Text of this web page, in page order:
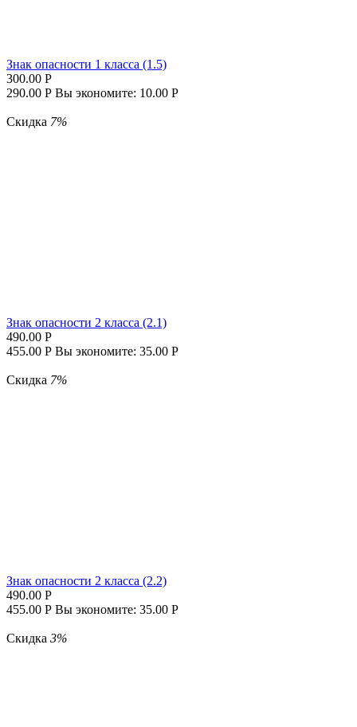
Знак опасности 1 класса (1.5)
300.00 Р
290.00 Р Вы экономите: 10.00 Р
Скидка 7%
Знак опасности 2 класса (2.1)
490.00 Р
455.00 Р Вы экономите: 35.00 Р
Скидка 7%
Знак опасности 2 класса (2.2)
490.00 Р
455.00 Р Вы экономите: 35.00 Р
Скидка 3%